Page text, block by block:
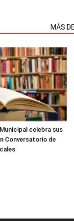
MÁS
celebra sus
Conversatorio de